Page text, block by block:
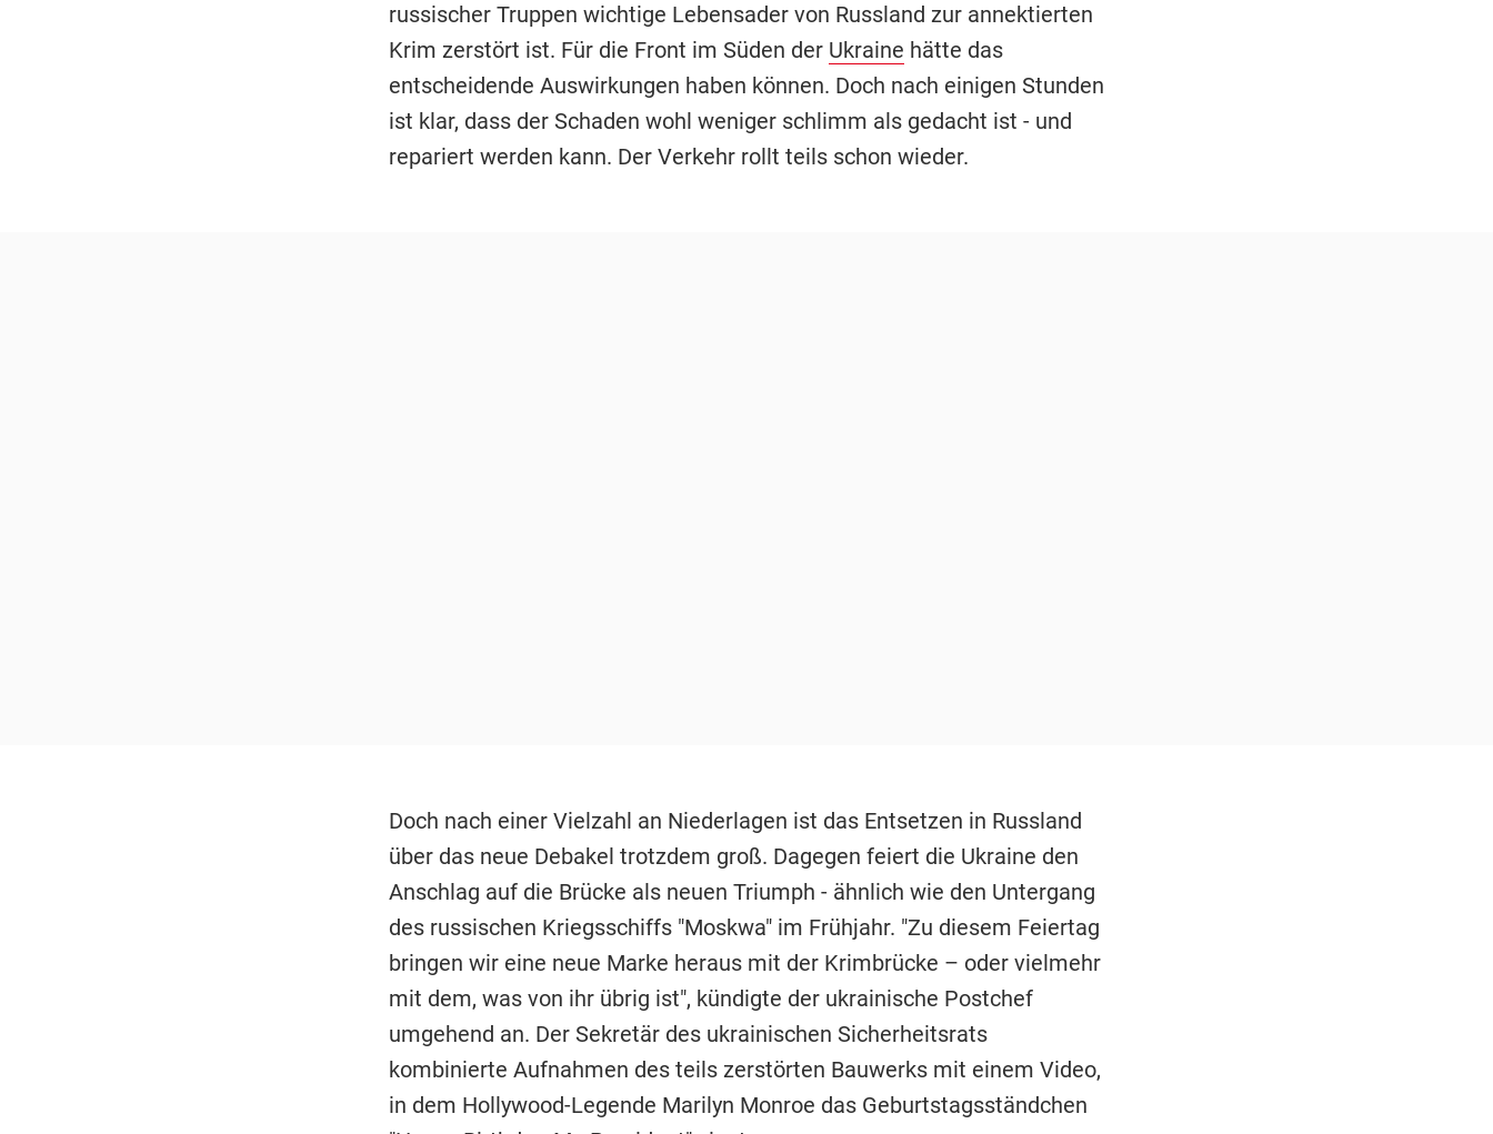
russischer Truppen wichtige Lebensader von Russland zur annektierten
Krim zerstört ist. Für die Front im Süden der Ukraine hätte das
entscheidende Auswirkungen haben können. Doch nach einigen Stunden
ist klar, dass der Schaden wohl weniger schlimm als gedacht ist - und
repariert werden kann. Der Verkehr rollt teils schon wieder.
Doch nach einer Vielzahl an Niederlagen ist das Entsetzen in Russland
über das neue Debakel trotzdem groß. Dagegen feiert die Ukraine den
Anschlag auf die Brücke als neuen Triumph - ähnlich wie den Untergang
des russischen Kriegsschiffs "Moskwa" im Frühjahr. "Zu diesem Feiertag
bringen wir eine neue Marke heraus mit der Krimbrücke – oder vielmehr
mit dem, was von ihr übrig ist", kündigte der ukrainische Postchef
umgehend an. Der Sekretär des ukrainischen Sicherheitsrats
kombinierte Aufnahmen des teils zerstörten Bauwerks mit einem Video,
in dem Hollywood-Legende Marilyn Monroe das Geburtstagsständchen